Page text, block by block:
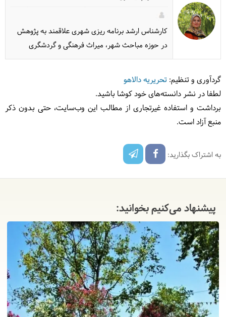
کارشناس ارشد برنامه ریزی شهری علاقمند به پژوهش
در حوزه مباحث شهر، میراث فرهنگی و گردشگری
گردآوری و تنظیم: تحریریه دالاهو
لطفا در نشر دانسته‌های خود کوشا باشید.
برداشت و استفاده غیرتجاری از مطالب این وب‌سایت، حتی بدون ذکر
منبع آزاد است.
به اشتراک بگذارید:
پیشنهاد می‌کنیم بخوانید: